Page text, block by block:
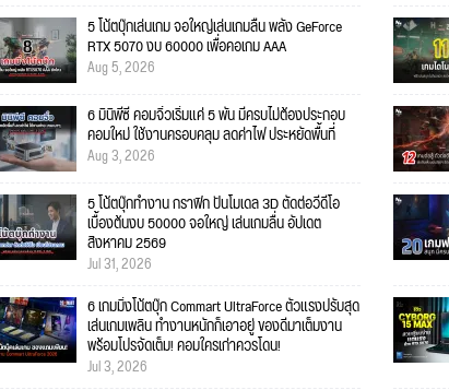
5 โน้ตบุ๊กเล่นเกม จอใหญ่เล่นเกมลื่น พลัง GeForce
RTX 5070 งบ 60000 เพื่อคอเกม AAA
Aug 5, 2026
6 มินิพีซี คอมจิ๋วเริ่มแค่ 5 พัน มีครบไม่ต้องประกอบ
คอมใหม่ ใช้งานครอบคลุม ลดค่าไฟ ประหยัดพื้นที่
Aug 3, 2026
5 โน้ตบุ๊กทำงาน กราฟิก ปั้นโมเดล 3D ตัดต่อวีดีโอ
เบื้องต้นงบ 50000 จอใหญ่ เล่นเกมลื่น อัปเดต
สิงหาคม 2569
Jul 31, 2026
6 เกมมิ่งโน้ตบุ๊ก Commart UltraForce ตัวแรงปรับสุด
เล่นเกมเพลิน ทำงานหนักก็เอาอยู่ ของดีมาเต็มงาน
พร้อมโปรจัดเต็ม! คอมใครเก่าควรโดน!
Jul 3, 2026